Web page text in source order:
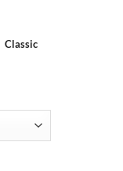
Classic